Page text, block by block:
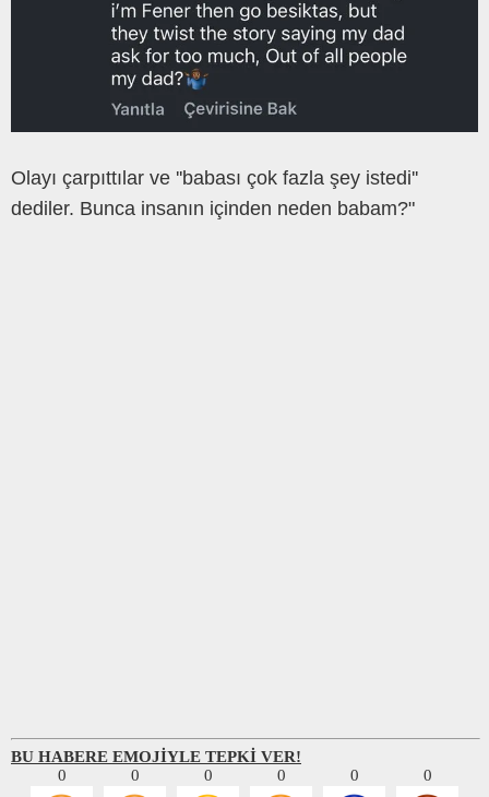
Olayı çarpıttılar ve ''babası çok fazla şey istedi''
dediler. Bunca insanın içinden neden babam?"
BU HABERE EMOJİYLE TEPKİ VER!
0
0 0 0 0 0